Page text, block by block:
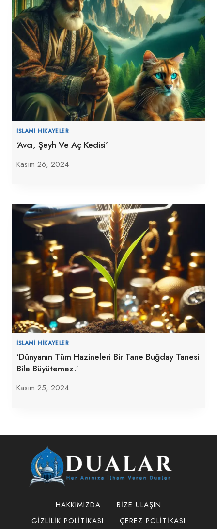
İSLAMI HIKAYELER
‘Avcı, Şeyh Ve Aç Kedisi’
Kasım 26, 2024
İSLAMI HIKAYELER
‘Dünyanın Tüm Hazineleri Bir Tane Buğday Tanesi
Bile Büyütemez.’
Kasım 25, 2024
HAKKIMIZDA
BIZE ULAŞIN
GIZLILIK POLITIKASI
ÇEREZ POLITIKASI